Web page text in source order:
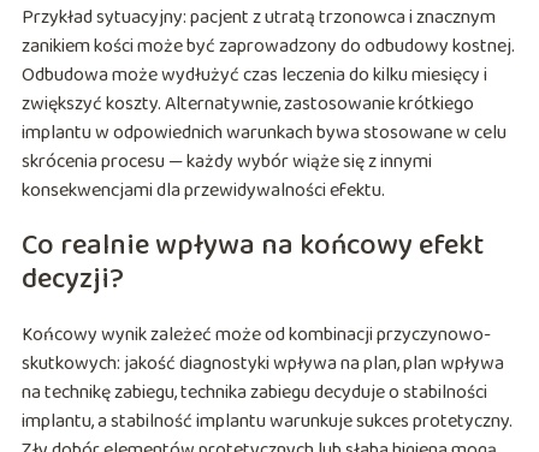
Przykład sytuacyjny: pacjent z utratą trzonowca i znacznym
zanikiem kości może być zaprowadzony do odbudowy kostnej.
Odbudowa może wydłużyć czas leczenia do kilku miesięcy i
zwiększyć koszty. Alternatywnie, zastosowanie krótkiego
implantu w odpowiednich warunkach bywa stosowane w celu
skrócenia procesu — każdy wybór wiąże się z innymi
konsekwencjami dla przewidywalności efektu.
Co realnie wpływa na końcowy efekt
decyzji?
Końcowy wynik zależeć może od kombinacji przyczynowo-
skutkowych: jakość diagnostyki wpływa na plan, plan wpływa
na technikę zabiegu, technika zabiegu decyduje o stabilności
implantu, a stabilność implantu warunkuje sukces protetyczny.